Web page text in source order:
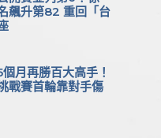
飆升第82 重回「台
月再勝百大高手！
戰賽首輪靠對手傷